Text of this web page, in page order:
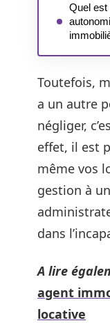
Quel est
Toutefois,
a un autre
négliger,
effet, il est
même vos
gestion à
dans
A lire
agent
locative